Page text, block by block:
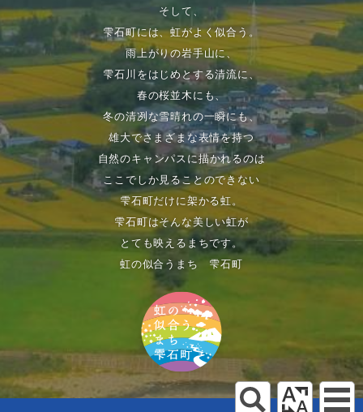
そして、
雫石町には、虹がよく似合う。
雨上がりの岩手山に、
雫石川をはじめとする清流に、
春の桜並木にも、
冬の清冽な雪晴れの一瞬にも、
雄大でさまざまな表情を持つ
自然のキャンパスに描かれるのは
ここでしか見ることのできない
雫石町だけに架かる虹。
雫石町はそんな美しい虹が
とても映えるまちです。
虹の似合うまち 雫石町